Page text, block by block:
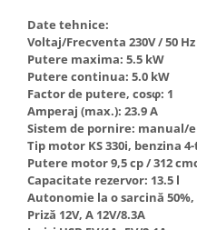
Nivela de masurat
Pistoale de impact electrice si
pneumatice
Pistoale de vopsit
Prelungitoare
Polizoare electrice de banc si
unghiulare
Rindele si freze pentru lemn
Hote Telescopice
Hote Traditionale
Hote Incorporabile
Hote Country
Hote Insula
Hote Cupolare
Accesorii, consumabile hote
Masini de tocat carne
Masini de carnati ( CARNATARI
Date tehnice:
Voltaj/Frecventa 230V / 50 Hz
Putere maxima: 5.5 kW
Putere continua: 5.0 kW
Factor de putere, cosφ: 1
Amperaj (max.): 23.9 A
Sistem de pornire: manual/
Tip motor KS 330i, benzina
Putere motor 9,5 cp / 312
Capacitate rezervor: 13.5 l
Autonomie la o sarcină 50%,
Priză 12V, A 12V/8.3A